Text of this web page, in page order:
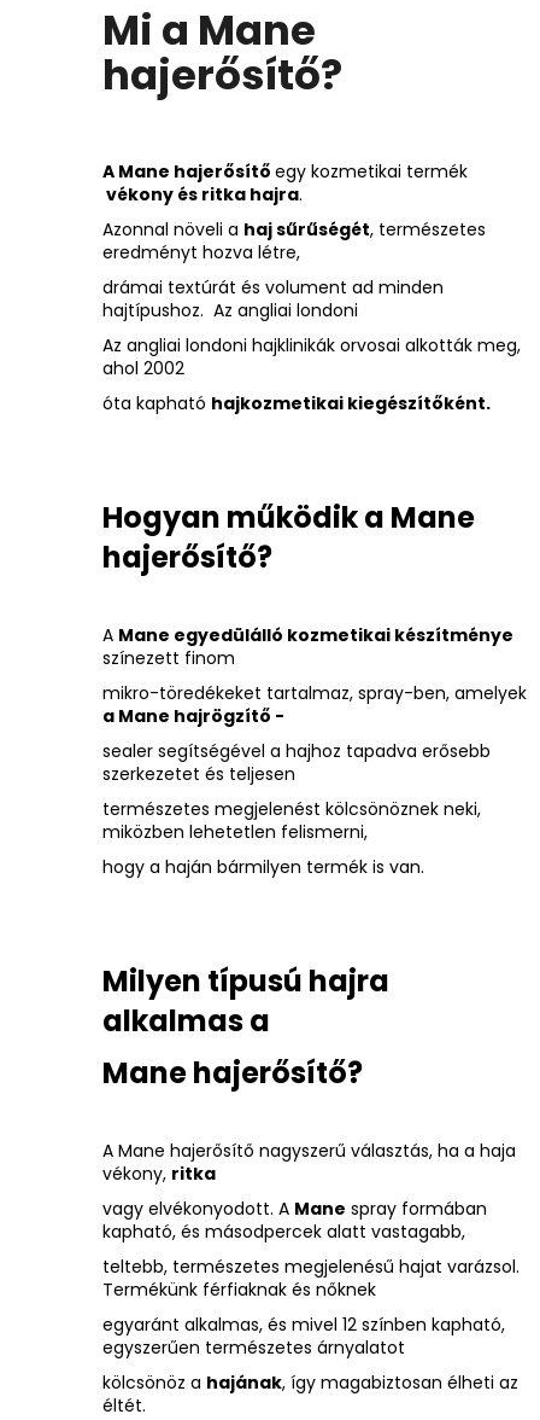
Mi a Mane
hajerősítő?
A Mane hajerősítő egy kozmetikai termék
vékony és ritka hajra.
Azonnal növeli a haj sűrűségét, természetes
eredményt hozva létre,
drámai textúrát és volument ad minden
hajtípushoz. Az angliai londoni
Az angliai londoni hajklinikák orvosai alkották meg,
ahol 2002
óta kapható hajkozmetikai kiegészítőként.
Hogyan működik a Mane
hajerősítő?
A Mane egyedülálló kozmetikai készítménye
színezett finom
mikro-töredékeket tartalmaz, spray-ben, amelyek
a Mane hajrögzítő -
sealer segítségével a hajhoz tapadva erősebb
szerkezetet és teljesen
természetes megjelenést kölcsönöznek neki,
miközben lehetetlen felismerni,
hogy a haján bármilyen termék is van.
Milyen típusú hajra
alkalmas a
Mane hajerősítő?
A Mane hajerősítő nagyszerű választás, ha a haja
vékony, ritka
vagy elvékonyodott. A Mane spray formában
kapható, és másodpercek alatt vastagabb,
teltebb, természetes megjelenésű hajat varázsol.
Termékünk férfiaknak és nőknek
egyaránt alkalmas, és mivel 12 színben kapható,
egyszerűen természetes árnyalatot
kölcsönöz a hajának, így magabiztosan élheti az
éltét.